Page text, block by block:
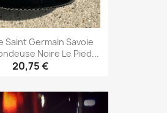
Saint Germain Savoie
Noire Le Pied...
20,75 €